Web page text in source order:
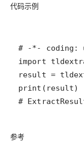
代码示例
#
参考